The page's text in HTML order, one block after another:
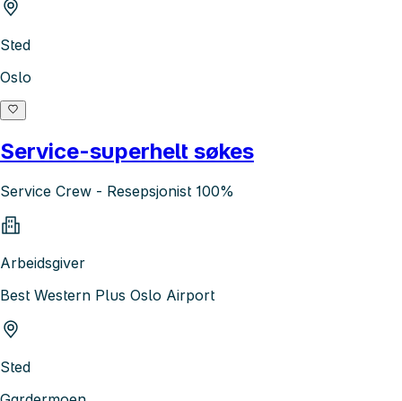
Sted
Oslo
Service-superhelt søkes
Service Crew - Resepsjonist 100%
Arbeidsgiver
Best Western Plus Oslo Airport
Sted